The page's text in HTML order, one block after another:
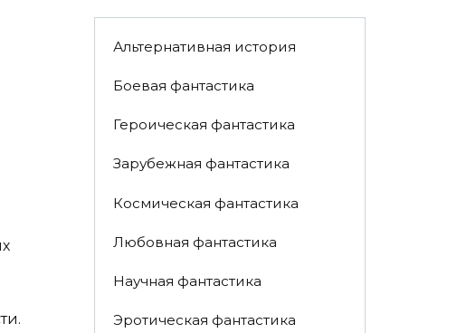
Альтернативная история
Боевая фантастика
Героическая фантастика
Зарубежная фантастика
Космическая фантастика
Любовная фантастика
Научная фантастика
Эротическая фантастика